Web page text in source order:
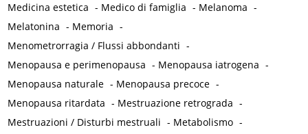
Medicina estetica - Medico di famiglia - Melanoma -
Melatonina - Memoria -
Menometrorragia / Flussi abbondanti -
Menopausa e perimenopausa - Menopausa iatrogena -
Menopausa naturale - Menopausa precoce -
Menopausa ritardata - Mestruazione retrograda -
Mestruazioni / Disturbi mestruali - Metabolismo -